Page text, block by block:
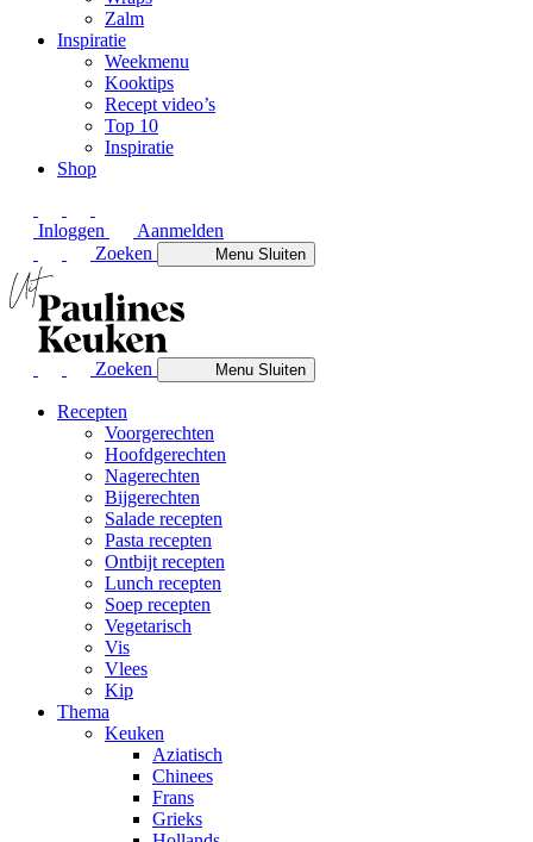
Zalm
Inspiratie
Weekmenu
Kooktips
Recept video’s
Top 10
Inspiratie
Shop
Inloggen
Aanmelden
Zoeken
MenuSluiten
Zoeken MenuSluiten
Recepten
Voorgerechten
Hoofdgerechten
Nagerechten
Bijgerechten
Salade recepten
Pasta recepten
Ontbijt recepten
Lunch recepten
Soep recepten
Vegetarisch
Vis
Vlees
Kip
Thema
Keuken
Aziatisch
Chinees
Frans
Grieks